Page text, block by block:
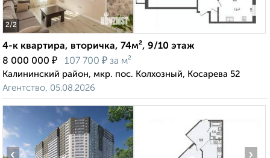
2/2
4-к квартира, вторичка, 74м², 9/10 этаж
8 000 000 ₽ 107 700 ₽ за м²
Калининский район, мкр. пос. Колхозный, Косарева 52
Агентство, 05.08.2026
‹ ›